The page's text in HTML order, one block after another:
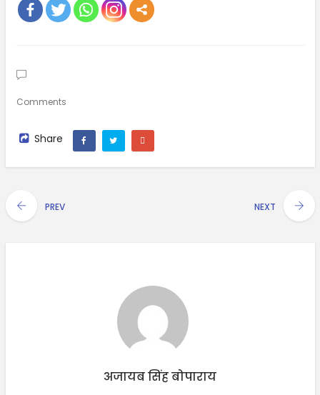
Comments
Share
PREV NEXT
अजायब सिंह बोपाराय